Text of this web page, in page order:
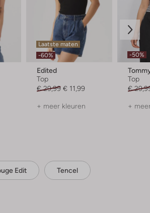
Laatste maten
-60%
Edited
Top
€ 29,99 € 11,99
+ meer kleuren
-50%
Top
€
+
Edit Tencel